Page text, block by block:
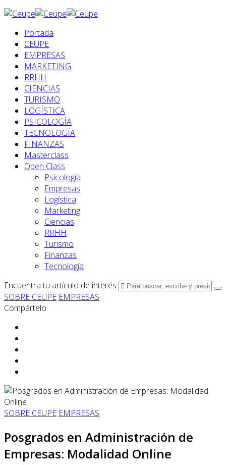
Portada
CEUPE
EMPRESAS
MARKETING
RRHH
CIENCIAS
TURISMO
LOGÍSTICA
PSICOLOGÍA
TECNOLOGÍA
FINANZAS
Masterclass
Open Class
Psicología
Empresas
Logística
Marketing
Ciencias
RRHH
Turismo
Finanzas
Tecnología
Encuentra tu artículo de interés
SOBRE CEUPE EMPRESAS
Compártelo
SOBRE CEUPE EMPRESAS
Posgrados en Administración de
Empresas: Modalidad Online